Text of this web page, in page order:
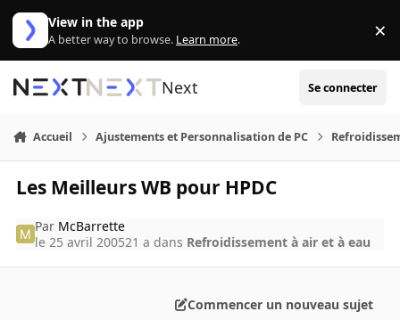
Aller au contenu
View in the app
A better way to browse. Learn more. ×
Next Se connecter
Accueil Ajustements et Personnalisation de PC
Les Meilleurs WB pour HPDC
Par McBarrette
le 25 avril 200521 a dans Refroidissement à air et à eau
Commencer un nouveau sujet